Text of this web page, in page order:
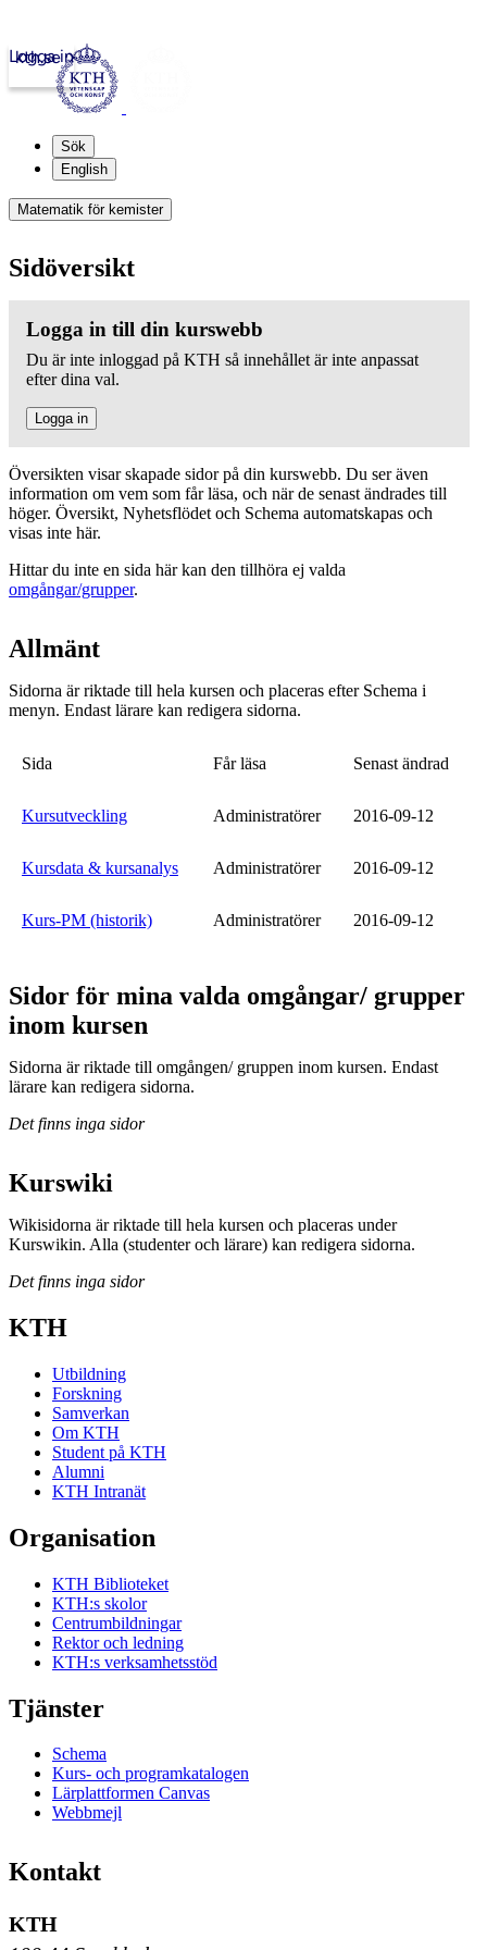
kth.se
Logga in
Sök
English
Matematik för kemister
Sidöversikt
Logga in till din kurswebb
Du är inte inloggad på KTH så innehållet är inte anpassat
efter dina val.
Logga in
Översikten visar skapade sidor på din kurswebb. Du ser även
information om vem som får läsa, och när de senast ändrades till
höger. Översikt, Nyhetsflödet och Schema automatskapas och
visas inte här.
Hittar du inte en sida här kan den tillhöra ej valda
omgångar/grupper.
Allmänt
Sidorna är riktade till hela kursen och placeras efter Schema i
menyn. Endast lärare kan redigera sidorna.
Sida Får läsa Senast ändrad
Kursutveckling Administratörer 2016-09-12
Kursdata & kursanalys Administratörer 2016-09-12
Kurs-PM (historik) Administratörer 2016-09-12
Sidor för mina valda omgångar/ grupper
inom kursen
Sidorna är riktade till omgången/ gruppen inom kursen. Endast
lärare kan redigera sidorna.
Det finns inga sidor
Kurswiki
Wikisidorna är riktade till hela kursen och placeras under
Kurswikin. Alla (studenter och lärare) kan redigera sidorna.
Det finns inga sidor
KTH
Utbildning
Forskning
Samverkan
Om KTH
Student på KTH
Alumni
KTH Intranät
Organisation
KTH Biblioteket
KTH:s skolor
Centrumbildningar
Rektor och ledning
KTH:s verksamhetsstöd
Tjänster
Schema
Kurs- och programkatalogen
Lärplattformen Canvas
Webbmejl
Kontakt
KTH